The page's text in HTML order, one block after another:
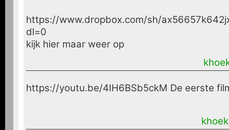
https://www.dropbox.com/sh/
dl=0
kijk hier maar weer op
https://youtu.be/4IH6BSb5ckM De eerste
khoek